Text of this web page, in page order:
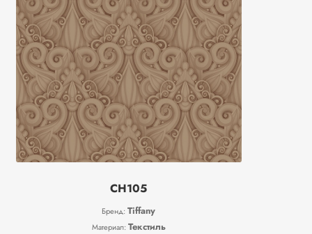
CH105
Бренд:Tiffany
Материал: Текстиль